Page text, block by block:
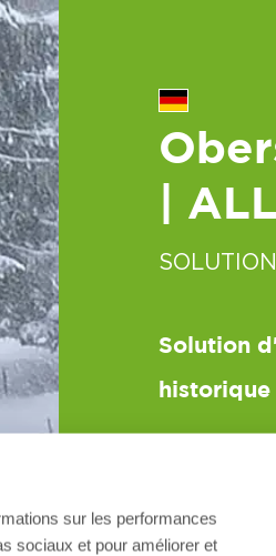
|
Solution
historique
16000m
sur les performances
sociaux et pour améliorer et